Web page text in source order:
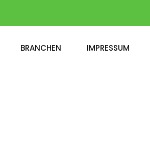
BRANCHEN IMPRESSUM